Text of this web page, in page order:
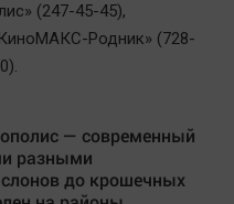
(247-45-45),
Родник» (728-
— современный
разными
до крошечных